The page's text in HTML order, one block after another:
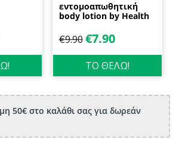
εντομοαπωθητική
body lotion by Health
€9.90 €7.90
ΤΟ ΘΕΛΩ!
50€ στο καλάθι σας για δωρεάν